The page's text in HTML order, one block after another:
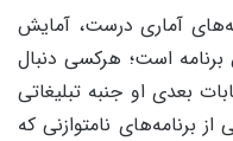
آماری درست، آمایش
برنامه است؛ هرکسی دنبال
بعدی او جنبه تبلیغاتی
برنامه‌های نامتوازنی که